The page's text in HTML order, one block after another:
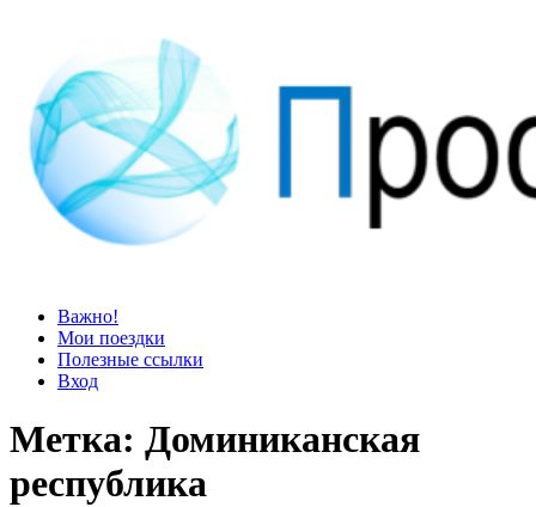
Просто блог
Мир удивительней, чем кажется
Важно!
Мои поездки
Полезные ссылки
Вход
Метка: Доминиканская
республика